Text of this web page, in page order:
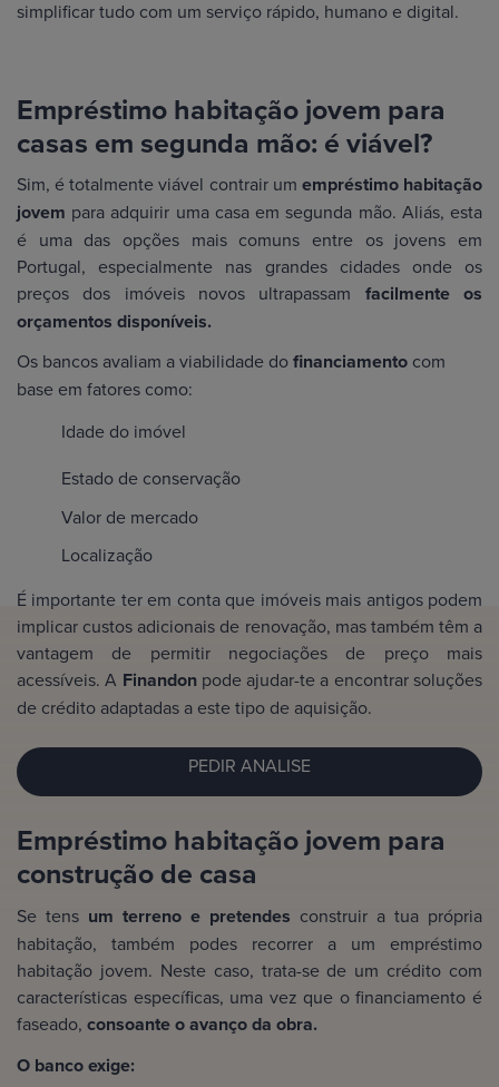
simplificar tudo com um serviço rápido, humano e digital.
Empréstimo habitação jovem para
casas em segunda mão: é viável?
Sim, é totalmente viável contrair um empréstimo habitação
jovem para adquirir uma casa em segunda mão. Aliás, esta
é uma das opções mais comuns entre os jovens em
Portugal, especialmente nas grandes cidades onde os
preços dos imóveis novos ultrapassam facilmente os
orçamentos disponíveis.
Os bancos avaliam a viabilidade dofinanciamento com
base em fatores como:
Idade do imóvel
Estado de conservação
Valor de mercado
Localização
É importante ter em conta que imóveis mais antigos podem
implicar custos adicionais de renovação, mas também têm a
vantagem de permitir negociações de preço mais
acessíveis. A Finandon pode ajudar-te a encontrar soluções
de crédito adaptadas a este tipo de aquisição.
PEDIR ANALISE
Empréstimo habitação jovem para
construção de casa
Se tens um terreno e pretendes construir a tua própria
habitação, também podes recorrer a um empréstimo
habitação jovem. Neste caso, trata-se de um crédito com
características específicas, uma vez que o financiamento é
faseado, consoante o avanço da obra.
O banco exige: